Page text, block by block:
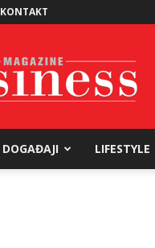
KONTAKT
DOGAĐAJI LIFESTYLE